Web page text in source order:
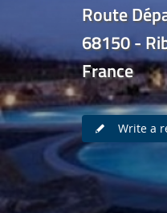
Route
68150 -
France
Write a